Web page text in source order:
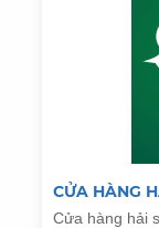
CỬA HÀNG
Cửa hàng hải